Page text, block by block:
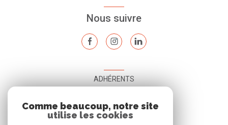
Nous suivre
ADHÉRENTS
Nous adhérons
Comme beaucoup, notre site
utilise les cookies